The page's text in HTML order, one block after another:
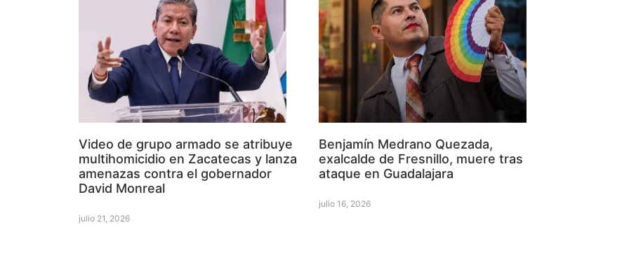
Video de grupo armado se atribuye
multihomicidio en Zacatecas y lanza
amenazas contra el gobernador
David Monreal
julio 21, 2026
Benjamín Medrano Quezada,
exalcalde de Fresnillo, muere tras
ataque en Guadalajara
julio 16, 2026